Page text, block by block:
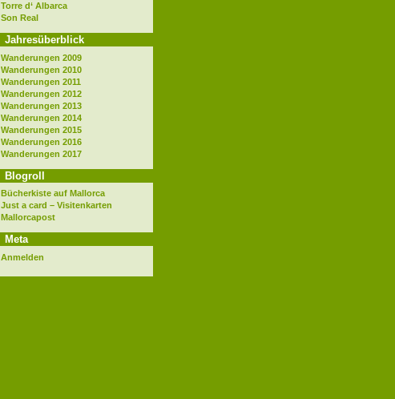
Torre d‘ Albarca
Son Real
Jahresüberblick
Wanderungen 2009
Wanderungen 2010
Wanderungen 2011
Wanderungen 2012
Wanderungen 2013
Wanderungen 2014
Wanderungen 2015
Wanderungen 2016
Wanderungen 2017
Blogroll
Bücherkiste auf Mallorca
Just a card – Visitenkarten
Mallorcapost
Meta
Anmelden